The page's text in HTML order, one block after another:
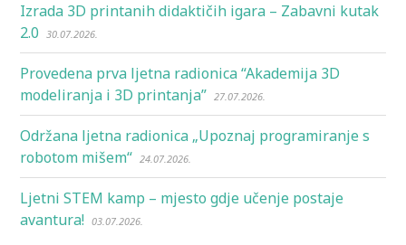
Izrada 3D printanih didaktičih igara – Zabavni kutak
2.0
30.07.2026.
Provedena prva ljetna radionica “Akademija 3D
modeliranja i 3D printanja” 27.07.2026.
Održana ljetna radionica „Upoznaj programiranje s
robotom mišem“ 24.07.2026.
Ljetni STEM kamp – mjesto gdje učenje postaje
avantura! 03.07.2026.